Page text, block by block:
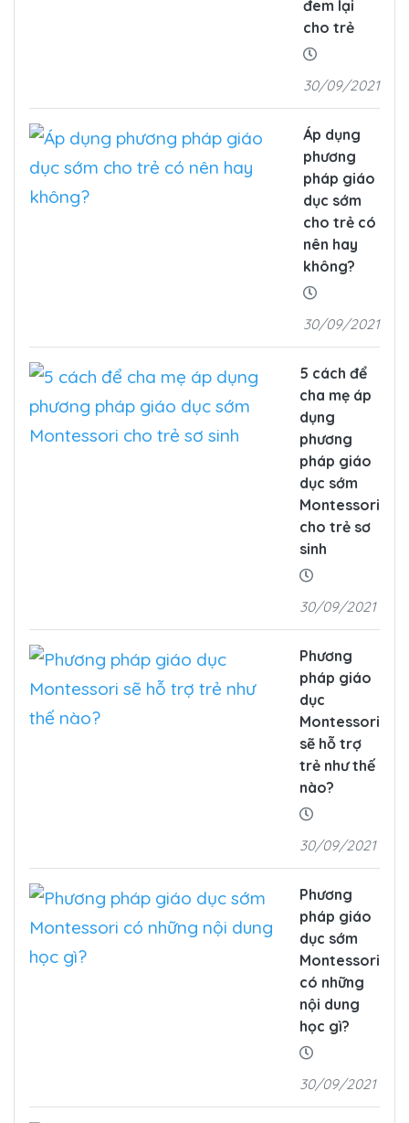
đem lại
cho trẻ
30/09/2021
Áp dụng
phương
pháp giáo
dục sớm
cho trẻ có
nên hay
không?
30/09/2021
5 cách để
cha mẹ áp
dụng
phương
pháp giáo
dục sớm
Montessori
cho trẻ sơ
sinh
30/09/2021
Phương
pháp giáo
dục
Montessori
sẽ hỗ trợ
trẻ như thế
nào?
30/09/2021
Phương
pháp giáo
dục sớm
Montessori
có những
nội dung
học gì?
30/09/2021